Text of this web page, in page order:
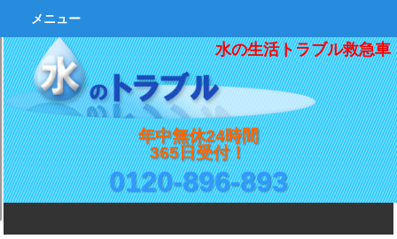
水の生活トラブル救急車
年中無休24時間
365日受付！
0120-896-893
メニュー